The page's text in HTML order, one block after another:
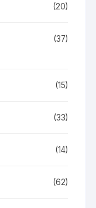
(20)
(37)
(15)
(33)
(14)
(62)